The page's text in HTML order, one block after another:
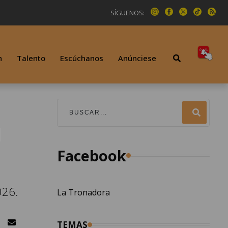
SÍGUENOS:
Talento Escúchanos Anúnciese
Facebook
La Tronadora
TEMAS